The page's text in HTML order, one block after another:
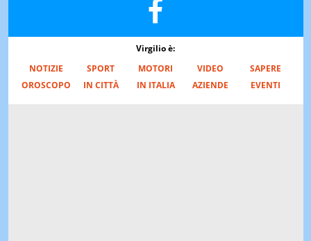
Virgilio è:
NOTIZIE
SPORT MOTORI VIDEO
SAPERE
OROSCOPO
IN CITTÀ IN ITALIA AZIENDE EVENTI